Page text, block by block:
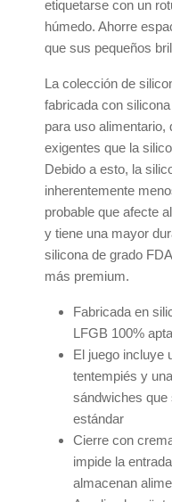
etiquetarse con un
húmedo. Ahorre
que sus pequeños
La colección de
fabricada con
para uso
exigentes que la
Debido a esto, la
inherentemente
probable que afecte
y tiene una mayor
silicona de grado
más premium.
Fabricada en
LFGB 100%
El juego incluye
tentempiés y
sándwiches que
estándar
Cierre con
impide la
almacenan